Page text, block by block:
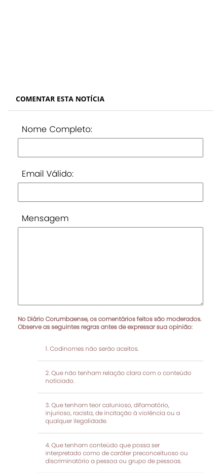
COMENTAR ESTA NOTÍCIA
Nome Completo:
Email Válido:
Mensagem
No Diário Corumbaense, os comentários feitos são moderados.
Observe as seguintes regras antes de expressar sua opinião:
Codinomes não serão aceitos.
Que não tenham relação clara com o conteúdo
noticiado.
Que tenham teor calunioso, difamatório,
injurioso, racista, de incitação à violência ou a
qualquer ilegalidade.
Que tenham conteúdo que possa ser
interpretado como de caráter preconceituoso ou
discriminatório a pessoa ou grupo de pessoas.